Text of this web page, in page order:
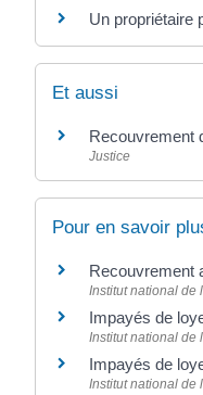
Un propriétaire
Et aussi
Recouvrement
Justice
Pour en savoir
Recouvrement
Institut national de
Impayés de
Institut national de
Impayés de
Institut national de